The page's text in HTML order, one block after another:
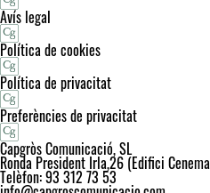
Avís legal
Política de cookies
Política de privacitat
Preferències de privacitat
Capgròs Comunicació, SL
Ronda President Irla,26 (Edifici
Telèfon: 93 312 73 53